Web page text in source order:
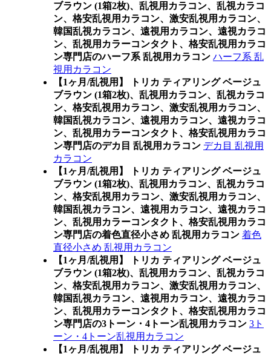
ブラウン (1箱2枚)、乱視用カラコン、乱視カラコ
ン、格安乱視用カラコン、激安乱視用カラコン、
韓国乱視カラコン、遠視用カラコン、遠視カラコ
ン、乱視用カラーコンタクト、格安乱視用カラコ
ン専門店のハーフ系 乱視用カラコン ハーフ系 乱
視用カラコン
【1ヶ月/乱視用】 トリカ ティアリング ベージュ
ブラウン (1箱2枚)、乱視用カラコン、乱視カラコ
ン、格安乱視用カラコン、激安乱視用カラコン、
韓国乱視カラコン、遠視用カラコン、遠視カラコ
ン、乱視用カラーコンタクト、格安乱視用カラコ
ン専門店のデカ目 乱視用カラコン デカ目 乱視用
カラコン
【1ヶ月/乱視用】 トリカ ティアリング ベージュ
ブラウン (1箱2枚)、乱視用カラコン、乱視カラコ
ン、格安乱視用カラコン、激安乱視用カラコン、
韓国乱視カラコン、遠視用カラコン、遠視カラコ
ン、乱視用カラーコンタクト、格安乱視用カラコ
ン専門店の着色直径小さめ 乱視用カラコン 着色
直径小さめ 乱視用カラコン
【1ヶ月/乱視用】 トリカ ティアリング ベージュ
ブラウン (1箱2枚)、乱視用カラコン、乱視カラコ
ン、格安乱視用カラコン、激安乱視用カラコン、
韓国乱視カラコン、遠視用カラコン、遠視カラコ
ン、乱視用カラーコンタクト、格安乱視用カラコ
ン専門店の3トーン・4トーン乱視用カラコン 3ト
ーン・4トーン乱視用カラコン
【1ヶ月/乱視用】 トリカ ティアリング ベージュ